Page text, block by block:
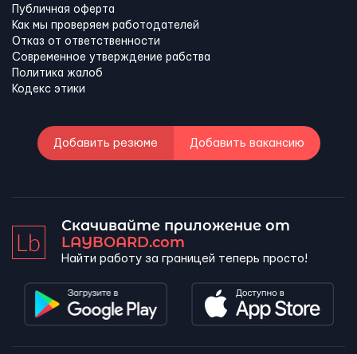
Публичная оферта
Как мы проверяем работодателей
Отказ от ответственности
Современное утверждение рабства
Политика жалоб
Кодекс этики
Добавить резюме Добавить вакансию
Скачивайте приложение от
LAYBOARD.com
Найти работу за границей теперь просто!